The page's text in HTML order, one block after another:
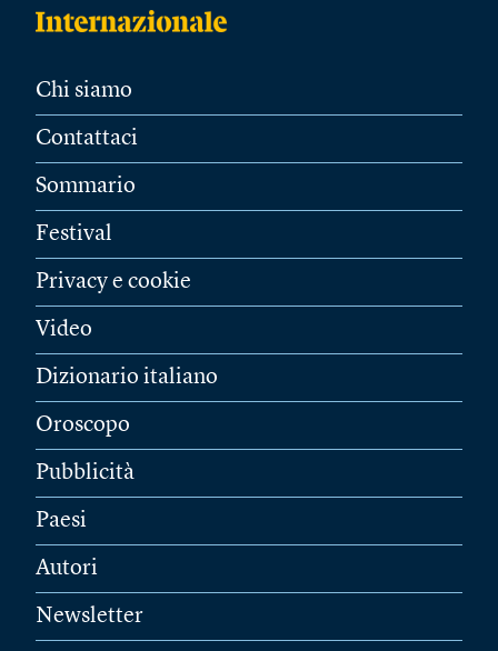
Chi siamo
Contattaci
Sommario
Festival
Privacy e cookie
Video
Dizionario italiano
Oroscopo
Pubblicità
Paesi
Autori
Newsletter